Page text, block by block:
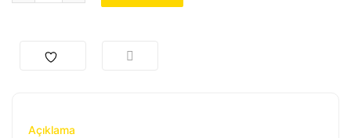
Açıklama